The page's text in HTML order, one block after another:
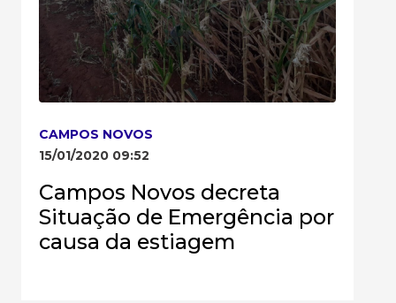
CAMPOS NOVOS
15/01/2020 09:52
Campos Novos decreta
Situação de Emergência por
causa da estiagem